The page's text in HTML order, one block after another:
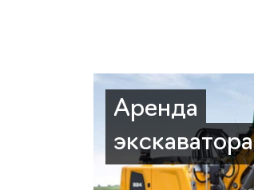
Аренда
экскаватора